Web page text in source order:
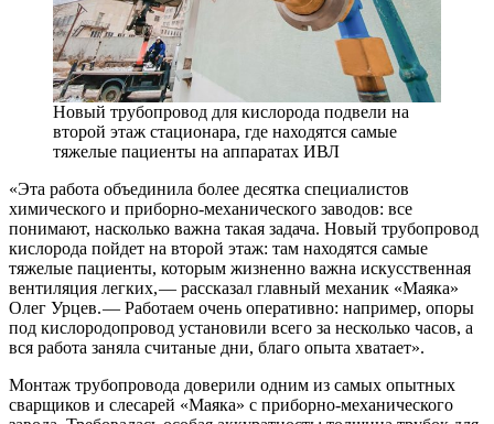
Новый трубопровод для кислорода подвели на
второй этаж стационара, где находятся самые
тяжелые пациенты на аппаратах ИВЛ
«Эта работа объединила более десятка специалистов
химического и приборно-механического заводов: все
понимают, насколько важна такая задача. Новый трубопровод
кислорода пойдет на второй этаж: там находятся самые
тяжелые пациенты, которым жизненно важна искусственная
вентиляция легких, — ​рассказал главный механик «Маяка»
Олег Урцев. — ​Работаем очень оперативно: например, опоры
под кислородопровод установили всего за несколько часов, а
вся работа заняла считаные дни, благо опыта хватает».
Монтаж трубопровода доверили одним из самых опытных
сварщиков и слесарей «Маяка» с приборно-механического